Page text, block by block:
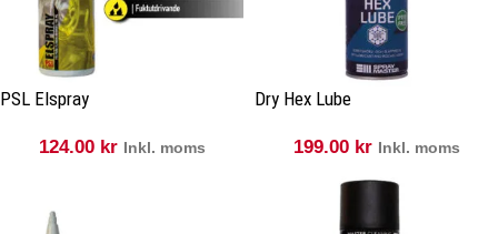
PSL Elspray
124.00 kr Inkl. moms
Dry Hex Lube
199.00 kr Inkl. moms